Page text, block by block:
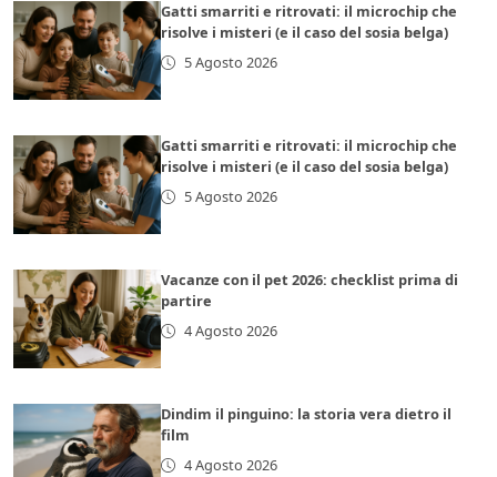
Gatti smarriti e ritrovati: il microchip che
risolve i misteri (e il caso del sosia belga)
5 Agosto 2026
Gatti smarriti e ritrovati: il microchip che
risolve i misteri (e il caso del sosia belga)
5 Agosto 2026
Vacanze con il pet 2026: checklist prima di
partire
4 Agosto 2026
Dindim il pinguino: la storia vera dietro il
film
4 Agosto 2026